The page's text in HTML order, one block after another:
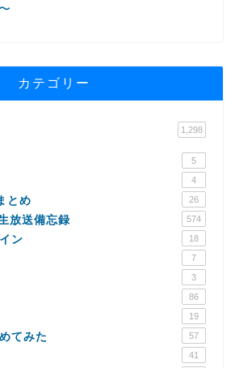
カテゴリー
1,298
5
4
とめ 26
放送備忘録 574
ン 18
7
3
86
19
てみた 57
41